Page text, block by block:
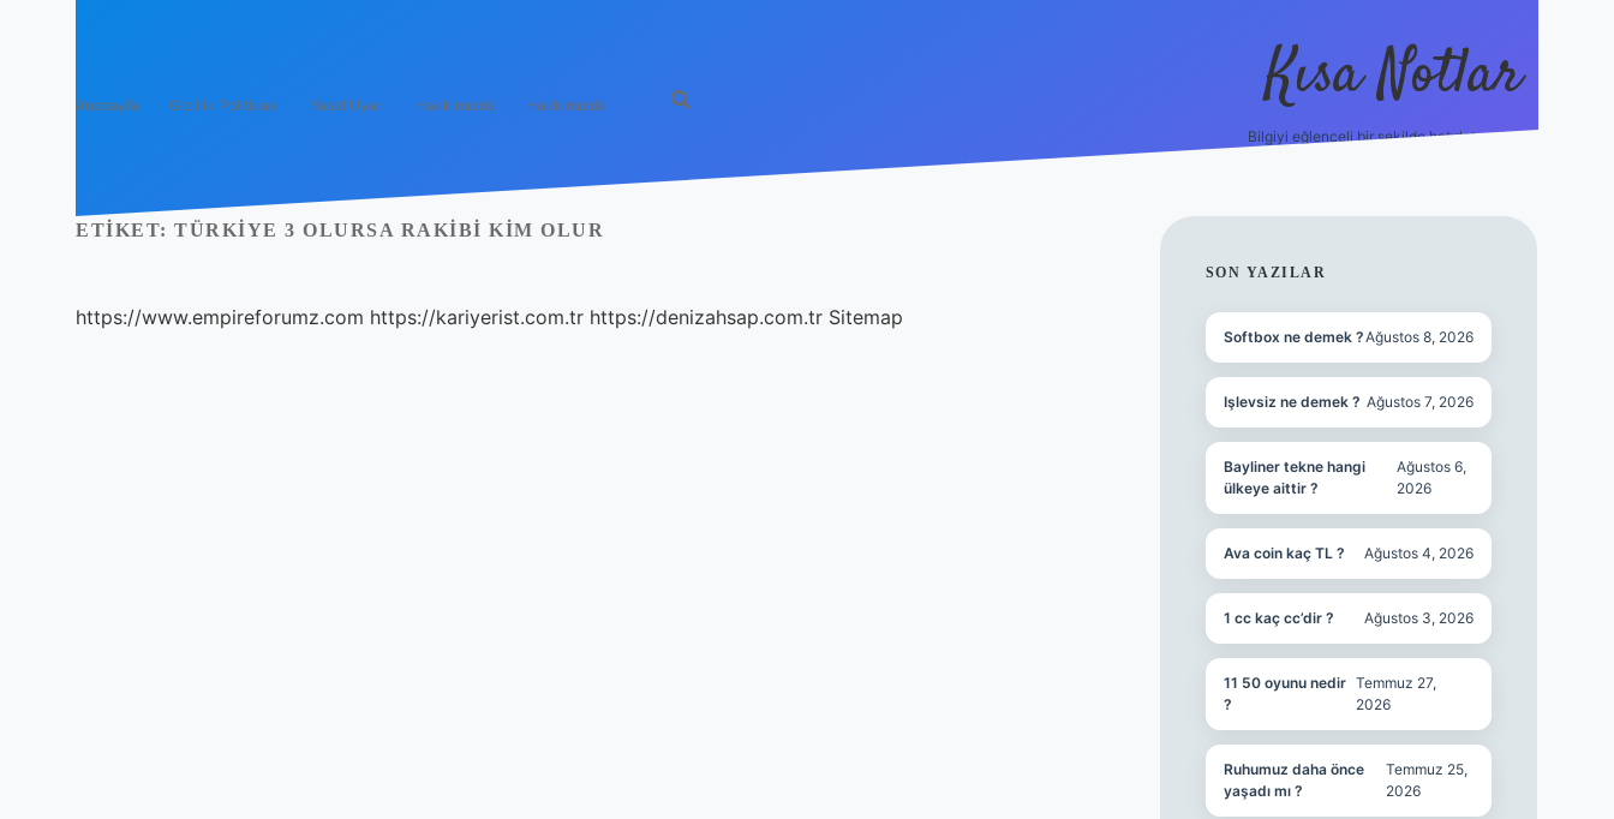
Anasayfa Gizlilik Politikası Yasal Uyarı Hakkımızda Hakkımızda Kısa Notlar
Bilgiyi eğlenceli bir şekilde hatırlatan durak.
ETIKET: TÜRKIYE 3 OLURSA RAKIBI KIM OLUR
https://www.empireforumz.com https://kariyerist.com.tr https://denizahsap.com.tr Sitemap
SIDEBAR
SON YAZILAR
Softbox ne demek ?Ağustos 8, 2026
Işlevsiz ne demek ? Ağustos 7, 2026
Bayliner tekne hangi
ülkeye aittir ?
Ağustos 6,
2026
Ava coin kaç TL ? Ağustos 4, 2026
1 cc kaç cc’dir ? Ağustos 3, 2026
11 50 oyunu nedir
?
Temmuz 27,
2026
Ruhumuz daha önce
yaşadı mı ?
Temmuz 25,
2026